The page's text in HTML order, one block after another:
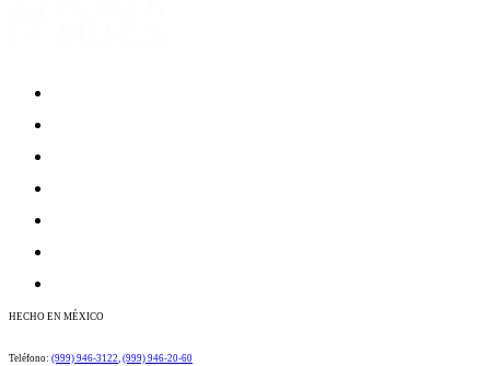
HECHO EN MÉXICO
​​​​​​​​​​​​​​​​​​​​Teléfono: (999) 946-3122​​, (999) 946-20-60